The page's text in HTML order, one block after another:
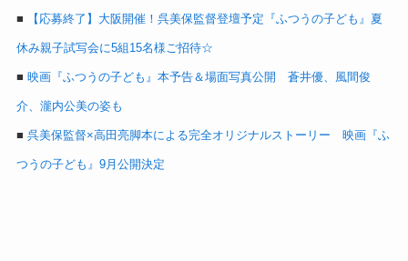
■ 【応募終了】大阪開催！呉美保監督登壇予定『ふつうの子ども』夏
休み親子試写会に5組15名様ご招待☆
■ 映画『ふつうの子ども』本予告＆場面写真公開 蒼井優、風間俊
介、瀧内公美の姿も
■ 呉美保監督×高田亮脚本による完全オリジナルストーリー 映画『ふ
つうの子ども』9月公開決定